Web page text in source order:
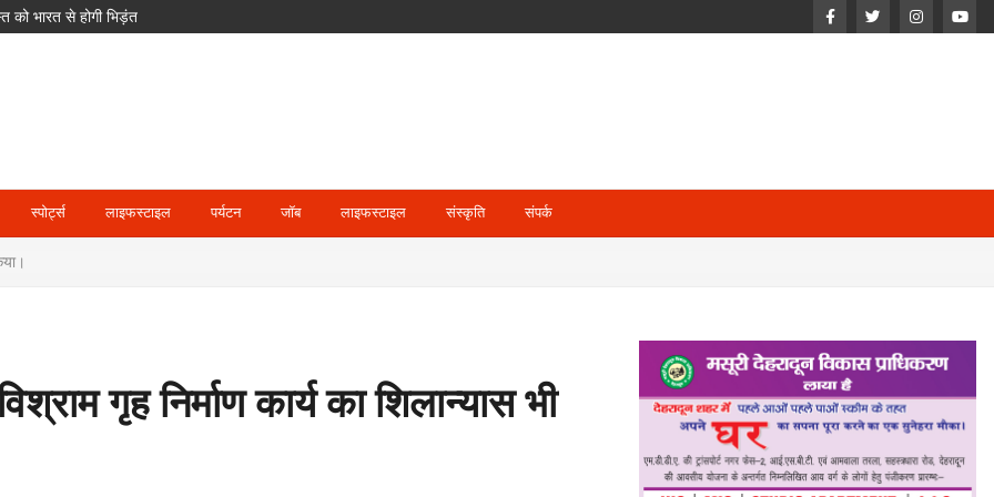
खेल और आवास पर भी बड़ा फोकस
कर रहा हूं’
स्पोर्ट्स लाइफस्टाइल पर्यटन जॉब लाइफस्टाइल संस्कृति संपर्क
गृह निर्माण कार्य का शिलान्यास भी